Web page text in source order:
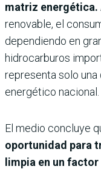
matriz energética.
renovable, el
dependiendo en
hidrocarburos
representa solo
energético nacional.
El medio concluye
oportunidad para
limpia en un